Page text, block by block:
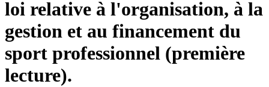
loi relative à l'organisation, à la
gestion et au financement du
sport professionnel (première
lecture).